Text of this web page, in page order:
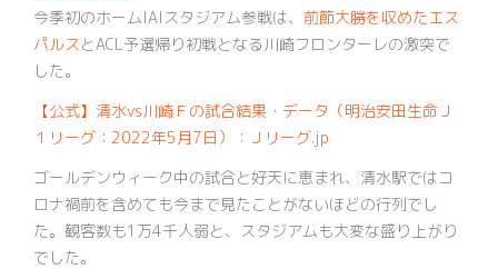
今季初のホームIAIスタジアム参戦は、 前節大勝を収めたエス
パルスとACL予選帰り初戦となる川崎フロンターレの激突で
した。
【公式】清水vs川崎Ｆの試合結果・データ（明治安田生命Ｊ
１リーグ：2022年5月7日）：Ｊリーグ.jp
ゴールデンウィーク中の試合と好天に恵まれ、清水駅ではコ
ロナ禍前を含めても今まで見たことがないほどの行列でし
た。観客数も1万4千人弱と、スタジアムも大変な盛り上がり
でした。